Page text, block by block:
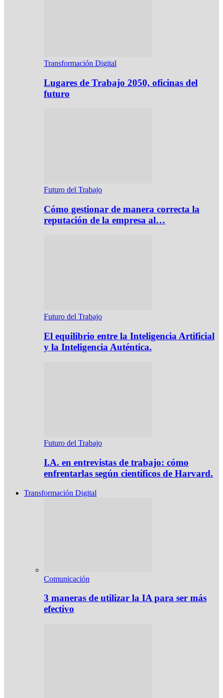
Transformación Digital
Lugares de Trabajo 2050, oficinas del
futuro
Futuro del Trabajo
Cómo gestionar de manera correcta la
reputación de la empresa al…
Futuro del Trabajo
El equilibrio entre la Inteligencia Artificial
y la Inteligencia Auténtica.
Futuro del Trabajo
I.A. en entrevistas de trabajo: cómo
enfrentarlas según científicos de Harvard.
Transformación Digital
Comunicación
3 maneras de utilizar la IA para ser más
efectivo